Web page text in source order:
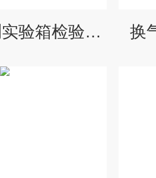
换气老化检测实验箱检验设备、 换